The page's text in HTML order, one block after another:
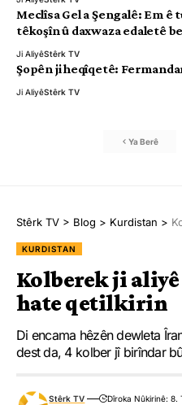
Meclîsa Gel a Şengalê: Em ê
têkoşîn û daxwaza edaletê
Ji AliyêStêrk TV
Şopên ji heqîqetê:
Ji AliyêStêrk TV
Ya Berê
Stêrk TV > Blog > Kurdistan >
KURDISTAN
Kolberek ji aliyê
hate qetilkirin
Di encama hêzên dewleta
dest da, 4 kolber jî birîndar
Stêrk TV
Dîroka Nûkirinê: 8.